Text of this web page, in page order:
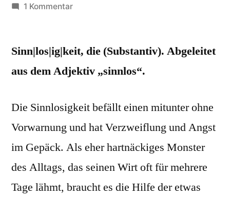
von
1 Kommentarzu
Alltags:
Sinn|los|ig|keit, die (Substantiv). Abgeleitet
aus dem Adjektiv „sinnlos“.
Die Sinnlosigkeit befällt einen mitunter ohne
Vorwarnung und hat Verzweiflung und Angst
im Gepäck. Als eher hartnäckiges Monster
des Alltags, das seinen Wirt oft für mehrere
Tage lähmt, braucht es die Hilfe der etwas